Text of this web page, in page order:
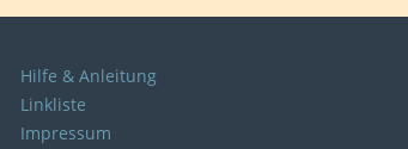
Hilfe & Anleitung
Linkliste
Impressum